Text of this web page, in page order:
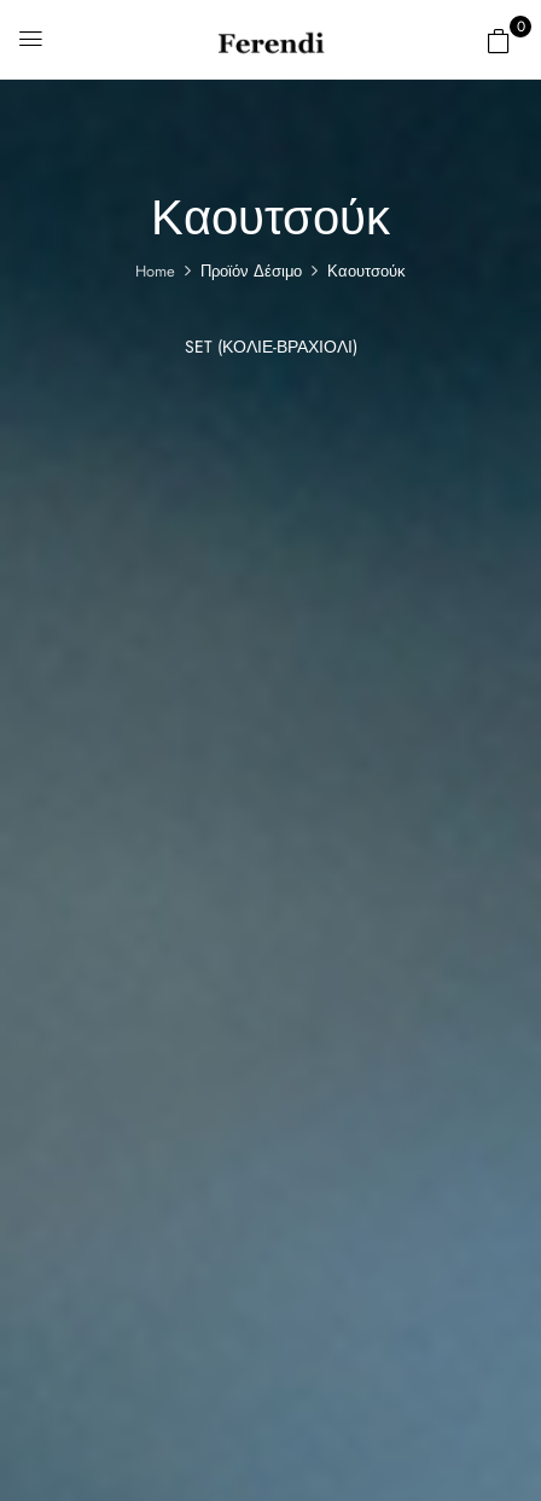
0
Καουτσούκ
Home Προϊόν Δέσιμο Καουτσούκ
SET (ΚΟΛΙΈ-ΒΡΑΧΙΌΛΙ)